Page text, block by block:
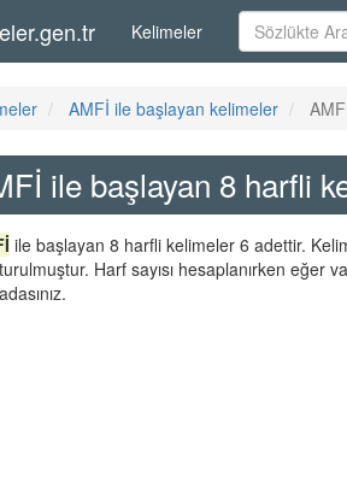
Kelimeler
AMFİ ile başlayan kelimeler
ile başlayan 8 harfli
ile başlayan 8 harfli kelimeler 6 adettir.
Harf sayısı hesaplanırken eğer